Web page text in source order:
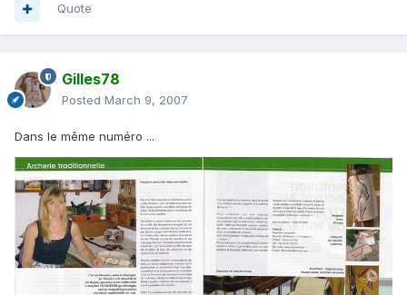
Quote
Gilles78
Posted March 9, 2007
Dans le même numéro ...